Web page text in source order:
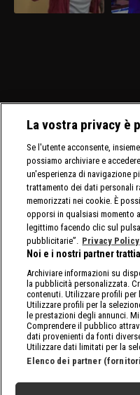
La vostra privacy è
Se l'utente acconsente,
possiamo archiviare e
un'esperienza di navigazione
trattamento dei dati personali
memorizzati nei cookie. È
opporsi in qualsiasi momento
legittimo facendo clic sul
pubblicitarie”. Privacy Policy
Noi e i nostri partner
Archiviare informazioni su
la pubblicità personalizzata.
contenuti. Utilizzare profili per
Utilizzare profili per la
le prestazioni degli annunci.
Comprendere il pubblico
dati provenienti da fonti
Utilizzare dati limitati per la
Elenco dei partner